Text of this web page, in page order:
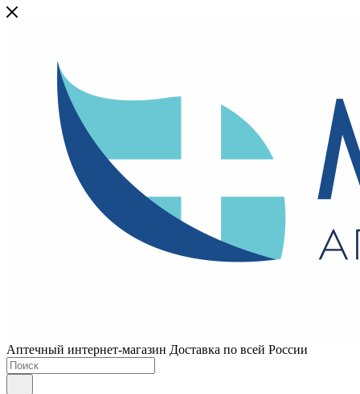
Аптечный интернет-магазин Доставка по всей России